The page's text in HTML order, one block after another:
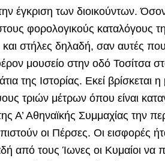
έγκριση των διοικούντων.
φορολογικούς καταλόγους
στήλες δηλαδή, σαν αυτές
μουσείο στην οδό Τοσίτσα
της Ιστορίας. Εκεί
τριών μέτρων όπου είναι
Α’ Αθηναϊκής Συμμαχίας την
οι Πέρσες. Οι εισφορές
από τους Ίωνες οι Κυμαίοι να